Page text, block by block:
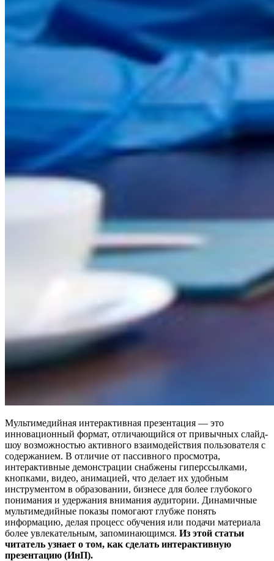
Мультимедийная интерактивная презентация — это
инновационный формат, отличающийся от привычных слайд-
шоу возможностью активного взаимодействия пользователя с
содержанием. В отличие от пассивного просмотра,
интерактивные демонстрации снабжены гиперссылками,
кнопками, видео, анимацией, что делает их удобным
инструментом в образовании, бизнесе для более глубокого
понимания и удержания внимания аудитории. Динамичные
мультимедийные показы помогают глубже понять
информацию, делая процесс обучения или подачи материала
более увлекательным, запоминающимся. Из этой статьи
читатель узнает о том, как сделать интерактивную
презентацию (ИнП).